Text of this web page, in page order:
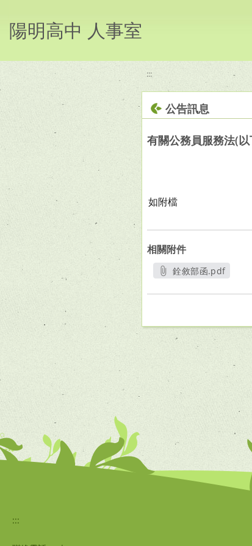
陽明高中 人事室
:::
公告訊息
有關公務員服務法(
如附檔
相關附件
銓敘部函.pdf
:::